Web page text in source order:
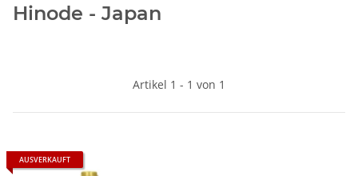
Hinode - Japan
Artikel 1 - 1 von 1
AUSVERKAUFT